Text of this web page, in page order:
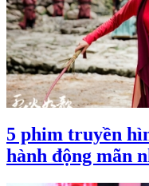
5 phim truyền
hành động mãn